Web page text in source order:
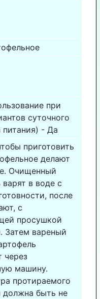
при
суточного
питания) - Да
приготовить
делают
Очищенный
варят в воде с
после
с
просушкой
Затем вареный
через
машину.
протираемого
должна быть не